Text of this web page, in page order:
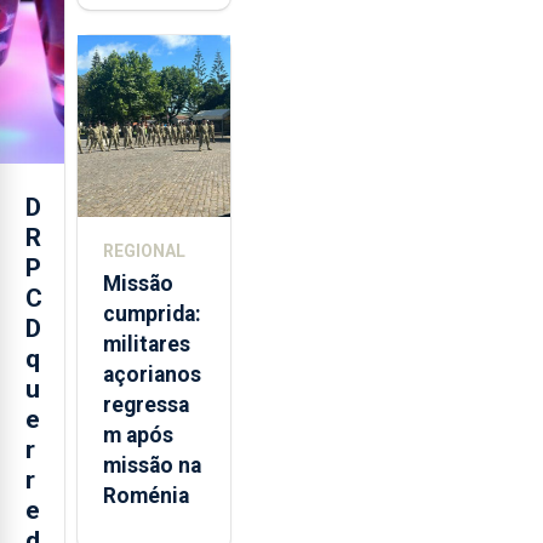
D
R
P
C
D
q
u
e
r
r
e
sábados
em agosto
REGIONAL
Missão
cumprida:
militares
açorianos
regressa
m após
missão na
Roménia